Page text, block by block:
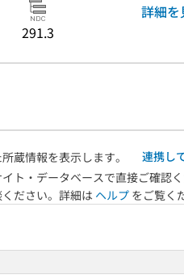
291.3
詳細を
蔵情報を表示します。
連携し
ト・データベースで直接ご確認
ださい。詳細は ヘルプ をご覧く